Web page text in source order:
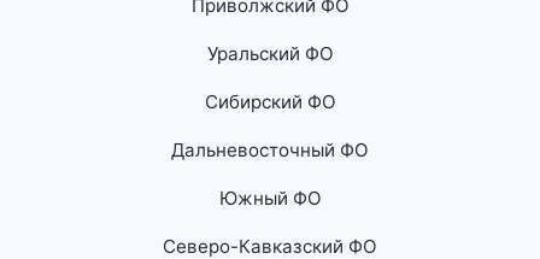
Приволжский ФО
Уральский ФО
Сибирский ФО
Дальневосточный ФО
Южный ФО
Северо-Кавказский ФО